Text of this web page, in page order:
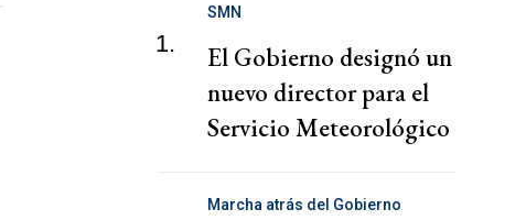
1.
SMN
El Gobierno designó un
nuevo director para el
Servicio Meteorológico
Marcha atrás del Gobierno